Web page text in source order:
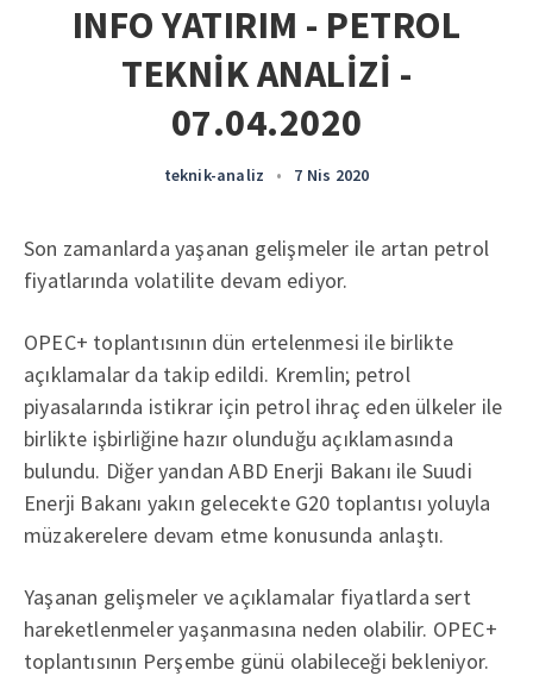
INFO YATIRIM - PETROL
TEKNİK ANALİZİ -
07.04.2020
teknik-analiz • 7 Nis 2020
Son zamanlarda yaşanan gelişmeler ile artan petrol
fiyatlarında volatilite devam ediyor.
OPEC+ toplantısının dün ertelenmesi ile birlikte
açıklamalar da takip edildi. Kremlin; petrol
piyasalarında istikrar için petrol ihraç eden ülkeler ile
birlikte işbirliğine hazır olunduğu açıklamasında
bulundu. Diğer yandan ABD Enerji Bakanı ile Suudi
Enerji Bakanı yakın gelecekte G20 toplantısı yoluyla
müzakerelere devam etme konusunda anlaştı.
Yaşanan gelişmeler ve açıklamalar fiyatlarda sert
hareketlenmeler yaşanmasına neden olabilir. OPEC+
toplantısının Perşembe günü olabileceği bekleniyor.